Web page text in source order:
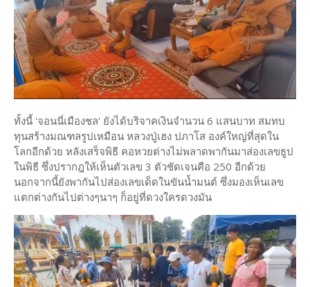
ทั้งนี้ 'จอนนี่เมืองชล' ยังได้บริจาคเงินจำนวน 6 แสนบาท สมทบ
ทุนสร้างมณฑลรูปเหมือน หลวงปู่เฮง ปภาโส องค์ใหญ่ที่สุดใน
โลกอีกด้วย หลังเสร็จพิธี คอหวยต่างไม่พลาดพากันมาส่องเลขธูป
ในพิธี ซึ่งปรากฎให้เห็นตัวเลข 3 ตัวชัดเจนคือ 250 อีกด้วย
นอกจากนี้ยังพากันไปส่องเลขเด็ดในขันน้ำมนต์ ซึ่งมองเห็นเลข
แตกต่างกันไปต่างๆนาๆ ก็อยู่ที่ดวงใครดวงมัน